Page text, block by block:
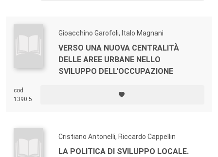
Gioacchino Garofoli, Italo Magnani
VERSO UNA NUOVA CENTRALITÀ
DELLE AREE URBANE NELLO
SVILUPPO DELL'OCCUPAZIONE
cod.
1390.5
Cristiano Antonelli, Riccardo Cappellin
LA POLITICA DI SVILUPPO LOCALE.